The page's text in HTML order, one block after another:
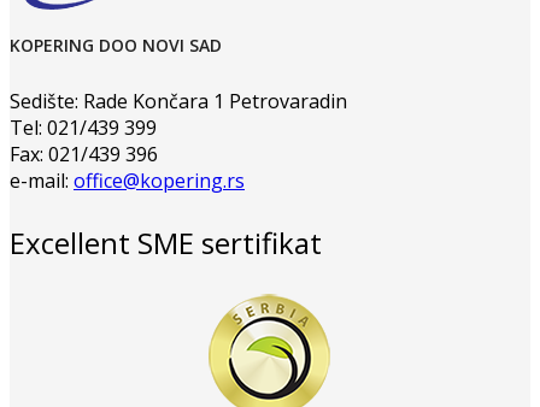
KOPERING DOO NOVI SAD
Sedište: Rade Končara 1 Petrovaradin
Tel: 021/439 399
Fax: 021/439 396
e-mail: office@kopering.rs
Excellent SME sertifikat